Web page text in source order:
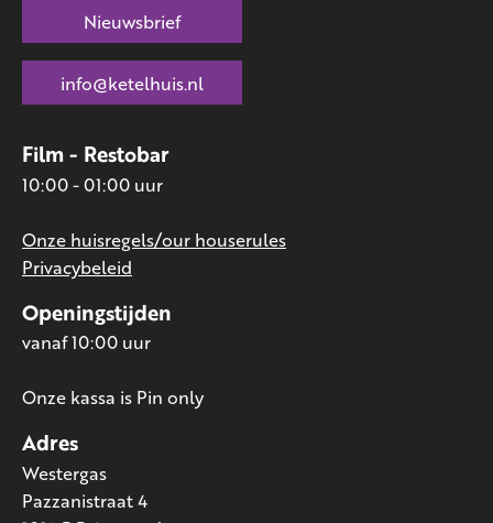
Adres
Westergas
Pazzanistraat 4
Openingstijden
vanaf 10:00 uur
Onze kassa is Pin only
Film - Restobar
10:00 - 01:00 uur
Onze huisregels/our houserules
Privacybeleid
Nieuwsbrief
info@ketelhuis.nl